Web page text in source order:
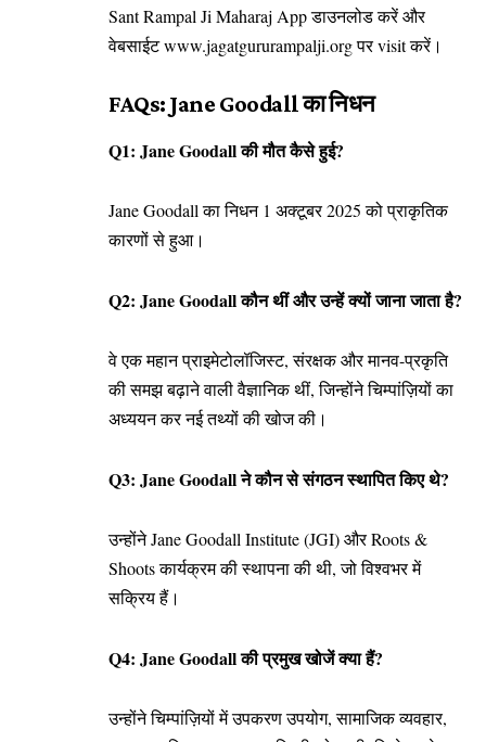
Sant Rampal Ji Maharaj App डाउनलोड करें और
वेबसाईटwww.jagatgururampalji.orgपर visit करें।
FAQs: Jane Goodall का निधन
Q1: Jane Goodall की मौत कैसे हुई?
Jane Goodall का निधन 1 अक्टूबर 2025 को प्राकृतिक
कारणों से हुआ।
Q2: Jane Goodall कौन थीं और उन्हें क्यों जाना जाता है?
वे एक महान प्राइमेटोलॉजिस्ट, संरक्षक और मानव-प्रकृति
की समझ बढ़ाने वाली वैज्ञानिक थीं, जिन्होंने चिम्पांज़ियों का
अध्ययन कर नई तथ्यों की खोज की।
Q3: Jane Goodall ने कौन से संगठन स्थापित किए थे?
उन्होंने Jane Goodall Institute (JGI) और Roots &
Shoots कार्यक्रम की स्थापना की थी, जो विश्वभर में
सक्रिय हैं।
Q4: Jane Goodall की प्रमुख खोजें क्या हैं?
उन्होंने चिम्पांज़ियों में उपकरण उपयोग, सामाजिक व्यवहार,